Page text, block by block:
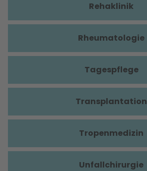
Rehaklinik
Rheumatologie
Tagespflege
Transplantation
Tropenmedizin
Unfallchirurgie